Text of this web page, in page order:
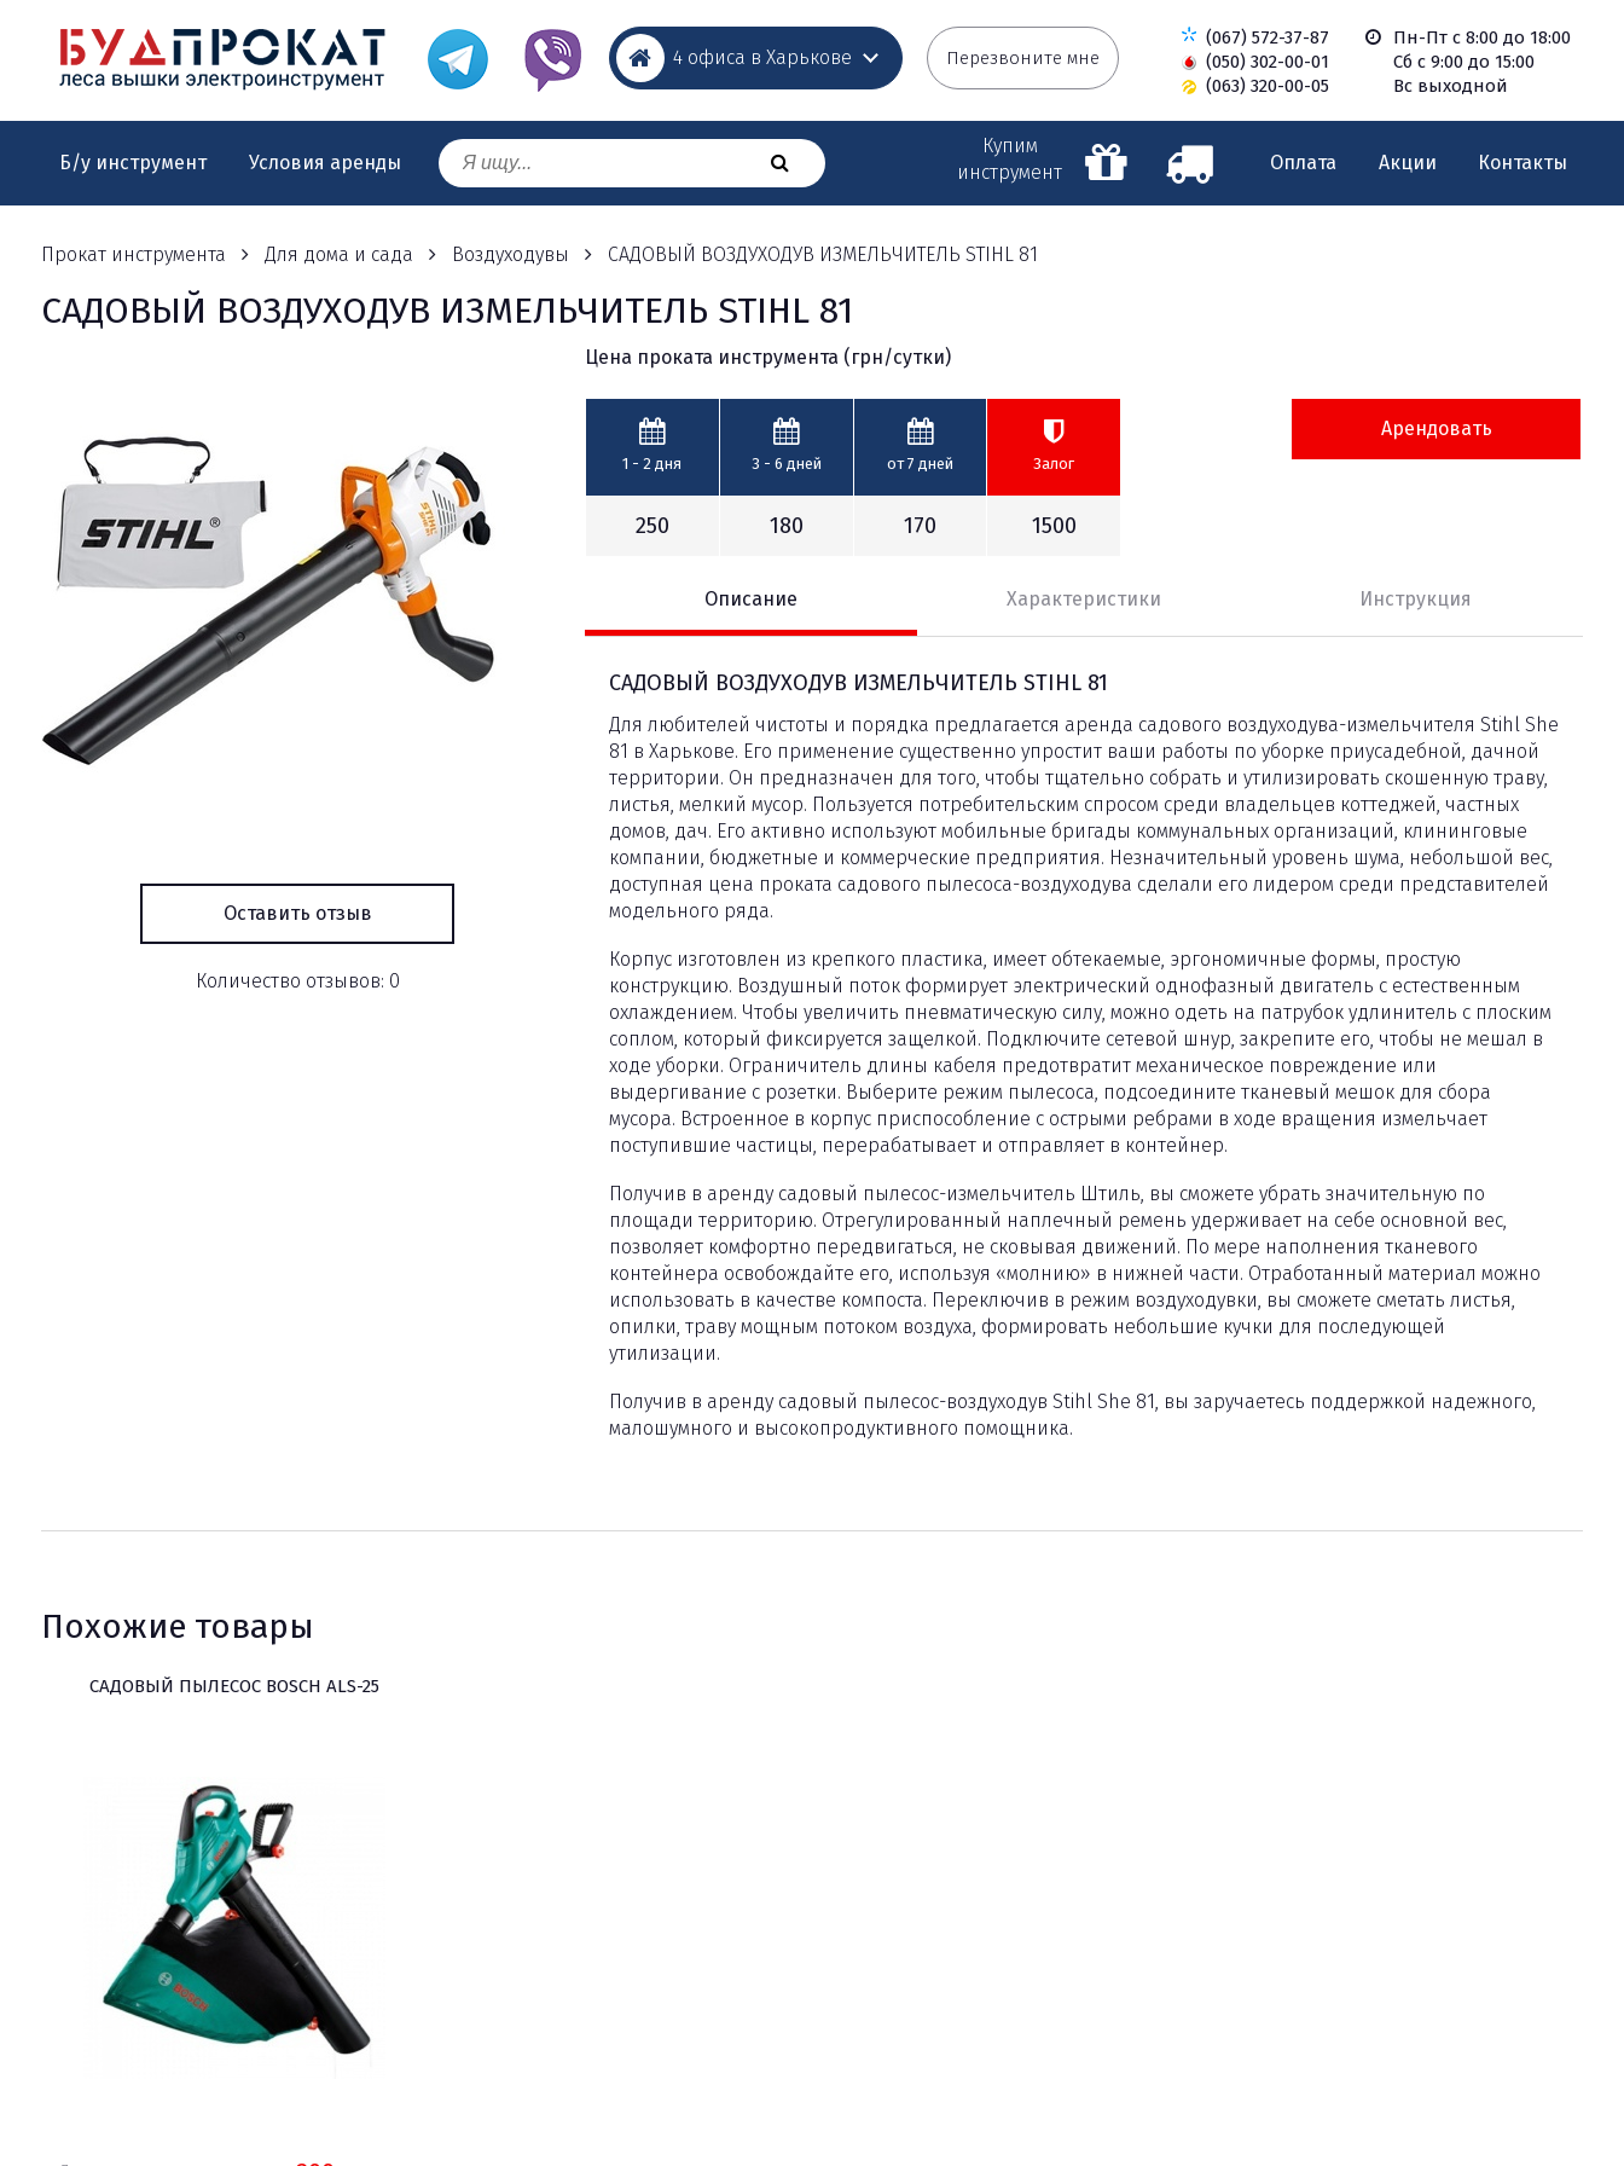
4 офиса в Харькове Перезвоните мне
Пн-Пт с 8:00 до 18:00
Сб с 9:00 до 15:00
Вс выходной
(067) 572-37-87
(050) 302-00-01
(063) 320-00-05
Б/у инструмент Условия аренды Контакты
Оплата Акции
Купим
инструмент
Прокат инструмента Для дома и сада Воздуходувы САДОВЫЙ ВОЗДУХОДУВ ИЗМЕЛЬЧИТЕЛЬ STIHL 81
САДОВЫЙ ВОЗДУХОДУВ ИЗМЕЛЬЧИТЕЛЬ STIHL 81
Оставить отзыв
Количество отзывов: 0
Цена проката инструмента (грн/сутки)
1 - 2 дня
250
3 - 6 дней
180
от 7 дней
170
Залог
1500
Арендовать
Описание Характеристики Инструкция
САДОВЫЙ ВОЗДУХОДУВ ИЗМЕЛЬЧИТЕЛЬ STIHL 81
Для любителей чистоты и порядка предлагается аренда садового воздуходува-измельчителя Stihl She
81 в Харькове. Его применение существенно упростит ваши работы по уборке приусадебной, дачной
территории. Он предназначен для того, чтобы тщательно собрать и утилизировать скошенную траву,
листья, мелкий мусор. Пользуется потребительским спросом среди владельцев коттеджей, частных
домов, дач. Его активно используют мобильные бригады коммунальных организаций, клининговые
компании, бюджетные и коммерческие предприятия. Незначительный уровень шума, небольшой вес,
доступная цена проката садового пылесоса-воздуходува сделали его лидером среди представителей
модельного ряда.
Корпус изготовлен из крепкого пластика, имеет обтекаемые, эргономичные формы, простую
конструкцию. Воздушный поток формирует электрический однофазный двигатель с естественным
охлаждением. Чтобы увеличить пневматическую силу, можно одеть на патрубок удлинитель с плоским
соплом, который фиксируется защелкой. Подключите сетевой шнур, закрепите его, чтобы не мешал в
ходе уборки. Ограничитель длины кабеля предотвратит механическое повреждение или
выдергивание с розетки. Выберите режим пылесоса, подсоедините тканевый мешок для сбора
мусора. Встроенное в корпус приспособление с острыми ребрами в ходе вращения измельчает
поступившие частицы, перерабатывает и отправляет в контейнер.
Получив в аренду садовый пылесос-измельчитель Штиль, вы сможете убрать значительную по
площади территорию. Отрегулированный наплечный ремень удерживает на себе основной вес,
позволяет комфортно передвигаться, не сковывая движений. По мере наполнения тканевого
контейнера освобождайте его, используя «молнию» в нижней части. Отработанный материал можно
использовать в качестве компоста. Переключив в режим воздуходувки, вы сможете сметать листья,
опилки, траву мощным потоком воздуха, формировать небольшие кучки для последующей
утилизации.
Получив в аренду садовый пылесос-воздуходув Stihl She 81, вы заручаетесь поддержкой надежного,
малошумного и высокопродуктивного помощника.
Похожие товары
САДОВЫЙ ПЫЛЕСОС BOSCH ALS-25